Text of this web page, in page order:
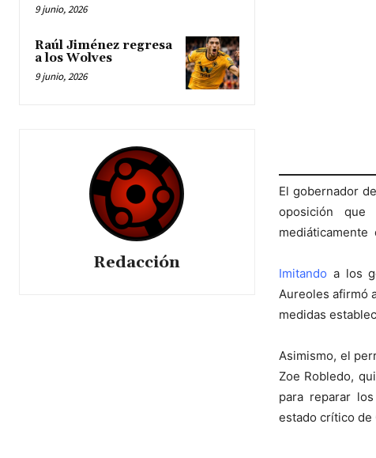
9 junio, 2026
Raúl Jiménez regresa
a los Wolves
9 junio, 2026
Redacción
El gobernador
oposición que
mediáticamente
Imitando a los
Aureoles afirmó
medidas
Asimismo, el
Zoe Robledo,
para reparar
estado crítico de